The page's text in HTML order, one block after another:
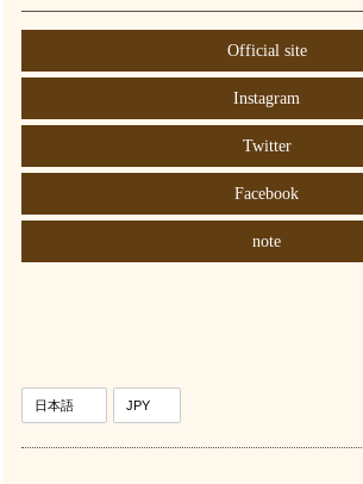
Official site
Instagram
Twitter
Facebook
note